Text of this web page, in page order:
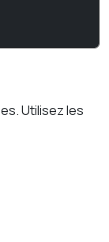
Utilisez les